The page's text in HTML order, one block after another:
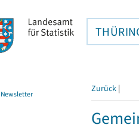
Newsletter Zurück |